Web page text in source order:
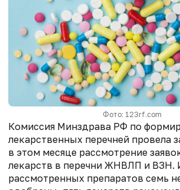
Фото: 123rf.com
Комиссия Минздрава РФ по
лекарственных перечней провела
в этом месяце рассмотрение
лекарств в перечни ЖНВЛП и ВЗН.
рассмотренных препаратов семь